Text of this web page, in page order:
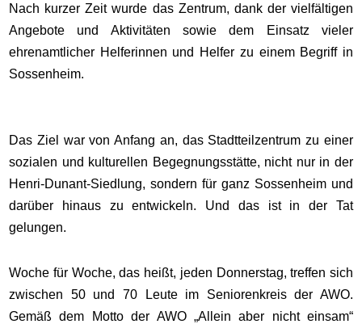
Nach kurzer Zeit wurde das Zentrum, dank der vielfältigen
Angebote und Aktivitäten sowie dem Einsatz vieler
ehrenamtlicher Helferinnen und Helfer zu einem Begriff in
Sossenheim.
Das Ziel war von Anfang an, das Stadtteilzentrum zu einer
sozialen und kulturellen Begegnungsstätte, nicht nur in der
Henri-Dunant-Siedlung, sondern für ganz Sossenheim und
darüber hinaus zu entwickeln. Und das ist in der Tat
gelungen.
Woche für Woche, das heißt, jeden Donnerstag, treffen sich
zwischen 50 und 70 Leute im Seniorenkreis der AWO.
Gemäß dem Motto der AWO „Allein aber nicht einsam“